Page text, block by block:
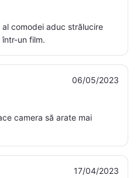
comodei aduc strălucire
un film.
06/05/2023
camera să arate mai
17/04/2023